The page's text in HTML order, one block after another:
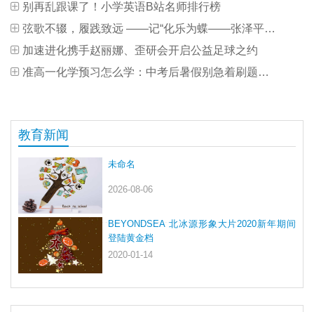
别再乱跟课了！小学英语B站名师排行榜
弦歌不辍，履践致远 ——记“化乐为蝶——张泽平双专业本科毕业音乐会”
加速进化携手赵丽娜、歪研会开启公益足球之约
准高一化学预习怎么学：中考后暑假别急着刷题，先补好初高中衔接基础
教育新闻
未命名
2026-08-06
BEYONDSEA 北冰源形象大片2020新年期间
登陆黄金档
2020-01-14